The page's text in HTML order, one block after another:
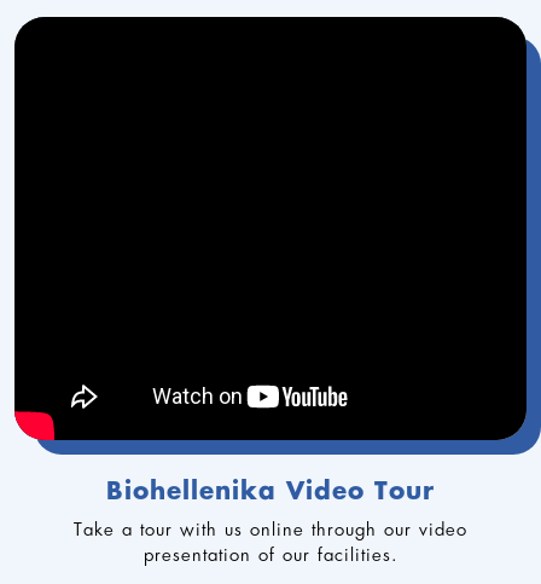
Biohellenika Video Tour
Take a tour with us online through our video
presentation of our facilities.